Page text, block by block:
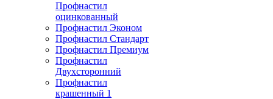
Профнастил
оцинкованный
Профнастил Эконом
Профнастил Стандарт
Профнастил Премиум
Профнастил
Двухсторонний
Профнастил
крашенный 1